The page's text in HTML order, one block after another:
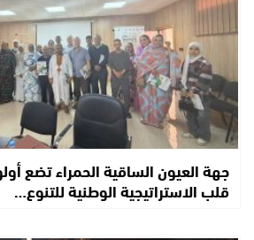
جهة العيون الساقية الحمراء تضع
قلب الاستراتيجية الوطنية للتنوع…